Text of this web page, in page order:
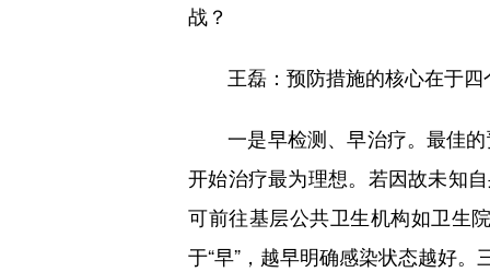
战？
王磊：预防措施的核心在于四
一是早检测、早治疗。最佳的
开始治疗最为理想。若因故未知
可前往基层公共卫生机构如卫生
于“早”，越早明确感染状态越好